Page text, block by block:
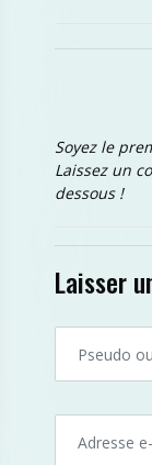
Soyez le
Laissez un
dessous !
Laisser